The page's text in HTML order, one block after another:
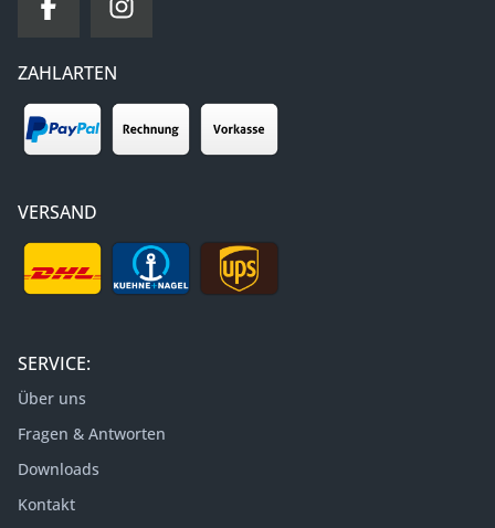
ZAHLARTEN
VERSAND
SERVICE:
Über uns
Fragen & Antworten
Downloads
Kontakt